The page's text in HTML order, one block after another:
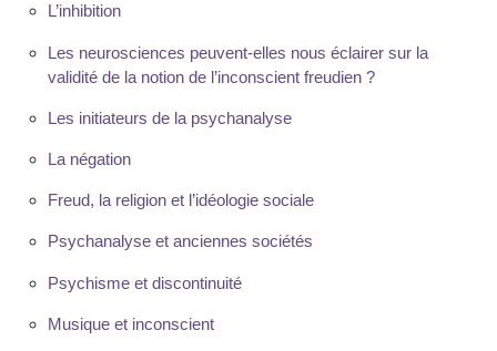
L’inhibition
Les neurosciences peuvent-elles nous éclairer sur la
validité de la notion de l’inconscient freudien ?
Les initiateurs de la psychanalyse
La négation
Freud, la religion et l’idéologie sociale
Psychanalyse et anciennes sociétés
Psychisme et discontinuité
Musique et inconscient